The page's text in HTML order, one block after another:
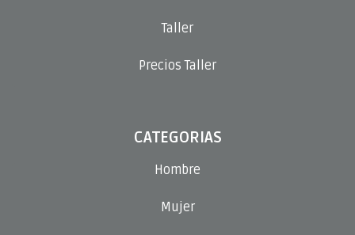
Taller
Precios Taller
CATEGORIAS
Hombre
Mujer